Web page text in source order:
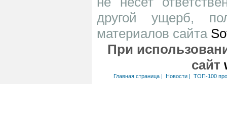
другой ущерб,
материалов сайта
При
сайт
Главная страница| Новости| ТОП-100